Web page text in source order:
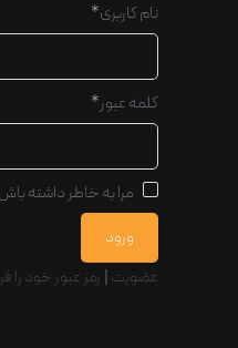
نام کاربری*
کلمه عبور*
مرا به خاطر داشته باش
عضویت| رمز عبور خود را